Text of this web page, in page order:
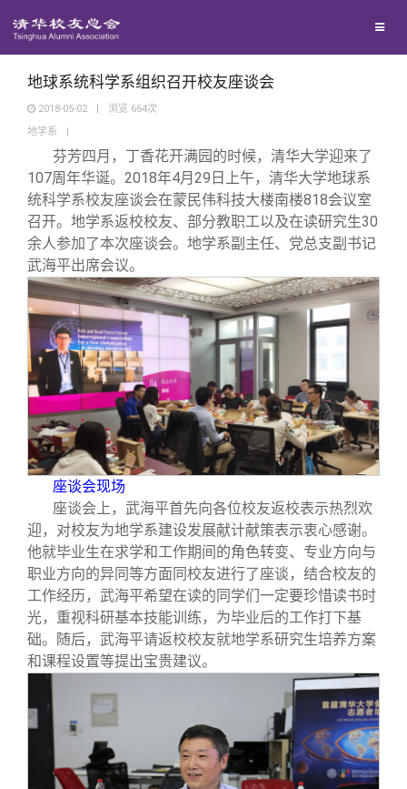
地区联络
院系校友工作
专业委员会
兴趣群体
西南联大校友会
回馈母校
捐赠新闻
捐赠纪事
捐赠方法
义工计划
《清华校友通讯》
《水木清华》
我要订阅
新媒体平台
百年清华
清华人物
清华故事
青春风采
校友文苑
校友讲坛
校友视界
校友服务
终身学习
信息化服务
三创大赛
实用信息
校友总会
总会简介
会长致辞
总会章程
理事会名单
制度法规
联系我们
关闭
地球系统科学系组织召开校友座谈会
2018-05-02 | 浏览 664次
地学系
|
芬芳四月，丁香花开满园的时候，清华大学迎来了
107周年华诞。2018年4月29日上午，清华大学地球系
统科学系校友座谈会在蒙民伟科技大楼南楼818会议室
召开。地学系返校校友、部分教职工以及在读研究生30
余人参加了本次座谈会。地学系副主任、党总支副书记
武海平出席会议。
座谈会现场
座谈会上，武海平首先向各位校友返校表示热烈欢
迎，对校友为地学系建设发展献计献策表示衷心感谢。
他就毕业生在求学和工作期间的角色转变、专业方向与
职业方向的异同等方面同校友进行了座谈，结合校友的
工作经历，武海平希望在读的同学们一定要珍惜读书时
光，重视科研基本技能训练，为毕业后的工作打下基
础。随后，武海平请返校校友就地学系研究生培养方案
和课程设置等提出宝贵建议。